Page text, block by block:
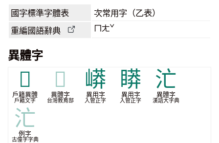
國字標準字體表 次常用字（乙表）
重編國語辭典 ㄇㄤˇ
異體字
𣶈
戶籍異體
戶籍文字
𣶈
異體字
台灣教育部
㟿
異用字
入管正字
䁳
異用字
入管正字
汒
異體字
漢語大字典
汒
例字
古僮字字典